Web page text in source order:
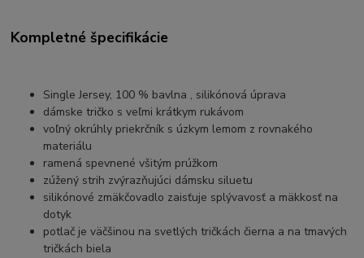
Kompletné špecifikácie
Single Jersey, 100 % bavlna , silikónová úprava
dámske tričko s veľmi krátkym rukávom
voľný okrúhly priekrčník s úzkym lemom z rovnakého
materiálu
ramená spevnené všitým prúžkom
zúžený strih zvýrazňujúci dámsku siluetu
silikónové zmäkčovadlo zaisťuje splývavosť a mäkkosť na
dotyk
potlač je väčšinou na svetlých tričkách čierna a na tmavých
tričkách biela